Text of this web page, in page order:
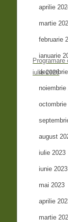
Programare
iulie 2026
aprilie
martie
februarie
ianuarie
noiembrie
octombrie
august
iulie 2023
iunie 2023
mai 2023
aprilie
martie